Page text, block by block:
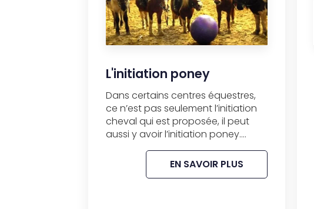
L'initiation poney
Dans certains centres équestres,
ce n’est pas seulement l’initiation
cheval qui est proposée, il peut
aussi y avoir l’initiation poney....
EN SAVOIR PLUS